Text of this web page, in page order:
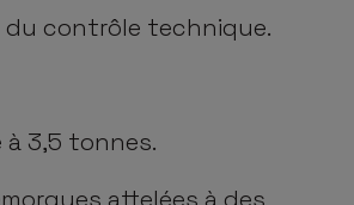
du contrôle technique.
3,5 tonnes.